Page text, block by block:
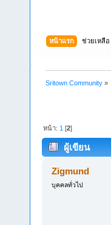
หน้าแรก ช่วยเหลือ
Sritown Community »
หน้า: 1 [2]
ผู้เขียน
Zigmund
บุคคลทั่วไป